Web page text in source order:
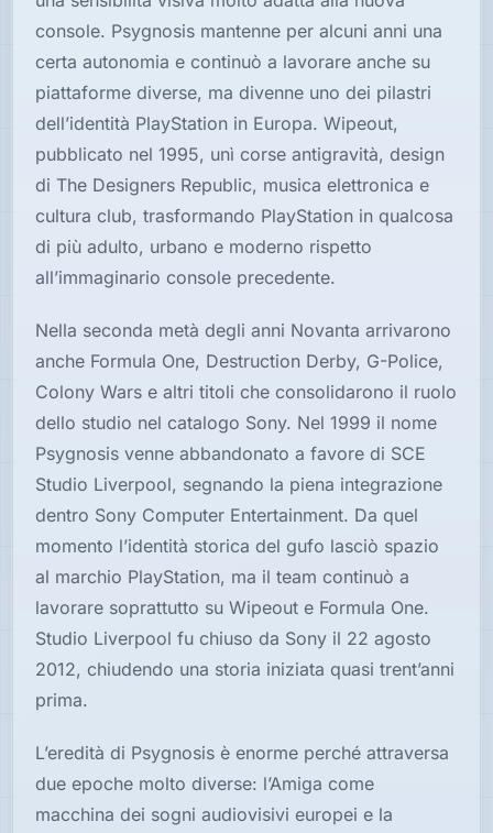
console. Psygnosis mantenne per alcuni anni una
certa autonomia e continuò a lavorare anche su
piattaforme diverse, ma divenne uno dei pilastri
dell’identità PlayStation in Europa. Wipeout,
pubblicato nel 1995, unì corse antigravità, design
di The Designers Republic, musica elettronica e
cultura club, trasformando PlayStation in qualcosa
di più adulto, urbano e moderno rispetto
all’immaginario console precedente.
Nella seconda metà degli anni Novanta arrivarono
anche Formula One, Destruction Derby, G-Police,
Colony Wars e altri titoli che consolidarono il ruolo
dello studio nel catalogo Sony. Nel 1999 il nome
Psygnosis venne abbandonato a favore di SCE
Studio Liverpool, segnando la piena integrazione
dentro Sony Computer Entertainment. Da quel
momento l’identità storica del gufo lasciò spazio
al marchio PlayStation, ma il team continuò a
lavorare soprattutto su Wipeout e Formula One.
Studio Liverpool fu chiuso da Sony il 22 agosto
2012, chiudendo una storia iniziata quasi trent’anni
prima.
L’eredità di Psygnosis è enorme perché attraversa
due epoche molto diverse: l’Amiga come
macchina dei sogni audiovisivi europei e la